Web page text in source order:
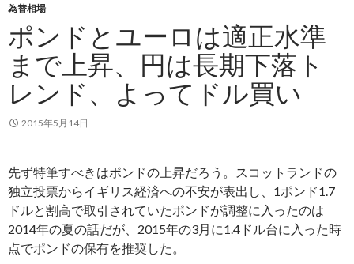
為替相場
ポンドとユーロは適正水準
まで上昇、円は長期下落ト
レンド、よってドル買い
2015年5月14日
先ず特筆すべきはポンドの上昇だろう。スコットランドの
独立投票からイギリス経済への不安が表出し、1ポンド1.7
ドルと割高で取引されていたポンドが調整に入ったのは
2014年の夏の話だが、2015年の3月に1.4ドル台に入った時
点でポンドの保有を推奨した。